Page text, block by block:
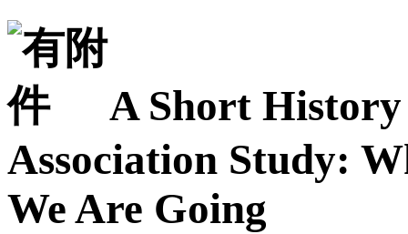
A Short History
Association Study:
We Are Going